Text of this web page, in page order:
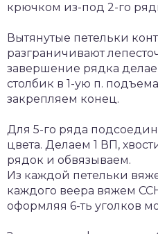
крючком из-под 2-го
Вытянутые петельки
разграничивают
завершение рядка
столбик в 1-ую п.
закрепляем конец.
Для 5-го ряда
цвета. Делаем 1 ВП,
рядок и обвязываем.
Из каждой петельки
каждого веера вяжем
оформляя 6-ть уголков